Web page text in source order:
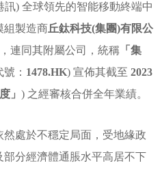
) 全球領先的智能移動終端中
組製造商丘鈦科技(集團)有限公
，連同其附屬公司，統稱「集
： 1478.HK) 宣佈其截至 2023
」 ) 之經審核合併全年業績。
處於不穩定局面，受地緣政
分經濟體通脹水平高居不下